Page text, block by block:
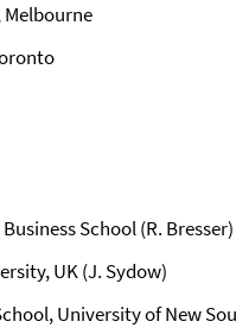
Melbourne
School (R. Bresser)
UK (J. Sydow)
University of New